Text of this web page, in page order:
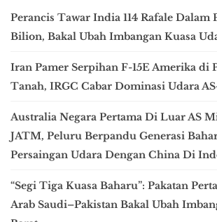
Perancis Tawar India 114 Rafale Dalam
Bilion, Bakal Ubah Imbangan Kuasa
Iran Pamer Serpihan F-15E Amerika di
Tanah, IRGC Cabar Dominasi Udara
Australia Negara Pertama Di Luar AS
JATM, Peluru Berpandu Generasi
Persaingan Udara Dengan China Di
“Segi Tiga Kuasa Baharu”: Pakatan
Arab Saudi–Pakistan Bakal Ubah